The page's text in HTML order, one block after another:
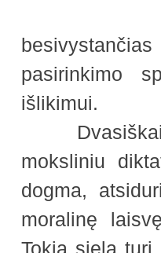
pasirinkimo
išlikimui.
Dvasiškai
moksliniu
dogma,
moralinę
Tokia siela turi